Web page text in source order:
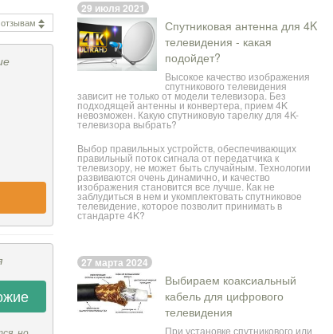
29 июля 2021
Спутниковая антенна для 4K
телевидения - какая
подойдет?
Высокое качество изображения
спутникового телевидения
зависит не только от модели телевизора. Без
подходящей антенны и конвертера, прием 4K
невозможен. Какую спутниковую тарелку для 4K-
телевизора выбрать?
Выбор правильных устройств, обеспечивающих
правильный поток сигнала от передатчика к
телевизору, не может быть случайным. Технологии
развиваются очень динамично, и качество
изображения становится все лучше. Как не
заблудиться в нем и укомплектовать спутниковое
телевидение, которое позволит принимать в
стандарте 4K?
27 марта 2024
Выбираем коаксиальный
кабель для цифрового
телевидения
При установке спутникового или